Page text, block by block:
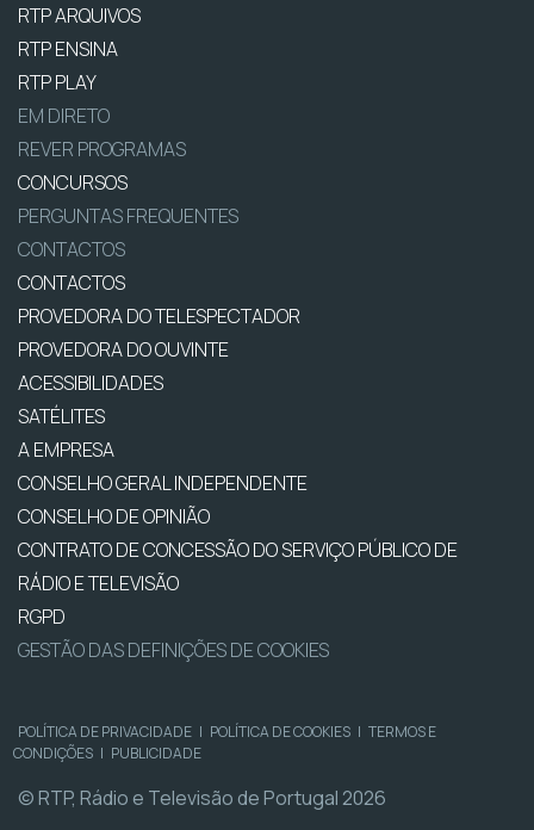
RTP ARQUIVOS
RTP ENSINA
RTP PLAY
EM DIRETO
REVER PROGRAMAS
CONCURSOS
PERGUNTAS FREQUENTES
CONTACTOS
CONTACTOS
PROVEDORA DO TELESPECTADOR
PROVEDORA DO OUVINTE
ACESSIBILIDADES
SATÉLITES
A EMPRESA
CONSELHO GERAL INDEPENDENTE
CONSELHO DE OPINIÃO
CONTRATO DE CONCESSÃO DO SERVIÇO PÚBLICO DE
RÁDIO E TELEVISÃO
RGPD
GESTÃO DAS DEFINIÇÕES DE COOKIES
POLÍTICA DE PRIVACIDADE | POLÍTICA DE COOKIES | TERMOS E
CONDIÇÕES | PUBLICIDADE
© RTP, Rádio e Televisão de Portugal 2026